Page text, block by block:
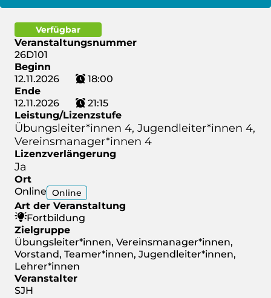
Verfügbar
Veranstaltungsnummer
26D101
Beginn
12.11.2026
18:00
Ende
12.11.2026
21:15
Leistung/Lizenzstufe
Übungsleiter*innen 4, Jugendleiter*innen 4,
Vereinsmanager*innen 4
Lizenzverlängerung
Ja
Ort
Online Online
Art der Veranstaltung
Fortbildung
Zielgruppe
Übungsleiter*innen, Vereinsmanager*innen,
Vorstand, Teamer*innen, Jugendleiter*innen,
Lehrer*innen
Veranstalter
SJH